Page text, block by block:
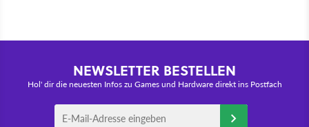
NEWSLETTER BESTELLEN
Hol' dir die neuesten Infos zu Games und Hardware direkt ins Postfach